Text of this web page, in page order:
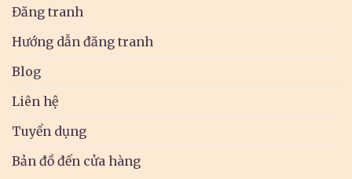
Đăng tranh
Hướng dẫn đăng tranh
Blog
Liên hệ
Tuyển dụng
Bản đồ đến cửa hàng